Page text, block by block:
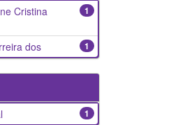
1
Cristina
1
dos
1